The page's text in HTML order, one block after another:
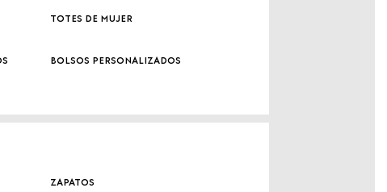
totes de mujer
bolsos personalizados
zapatos